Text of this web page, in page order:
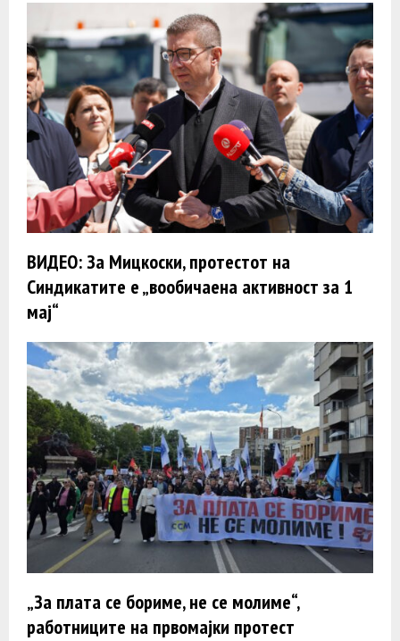
ВИДЕО: За Мицкоски, протестот на
Синдикатите е „вообичаена активност за 1
мај“
„За плата се бориме, не се молиме“,
работниците на првомајки протест